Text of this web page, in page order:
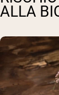
ALLA